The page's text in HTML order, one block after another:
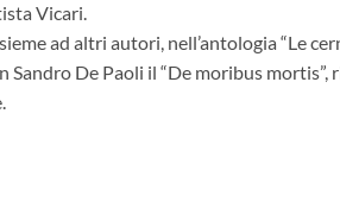
Vicari.
ad altri autori, nell’antologia “Le
Sandro De Paoli il “De moribus